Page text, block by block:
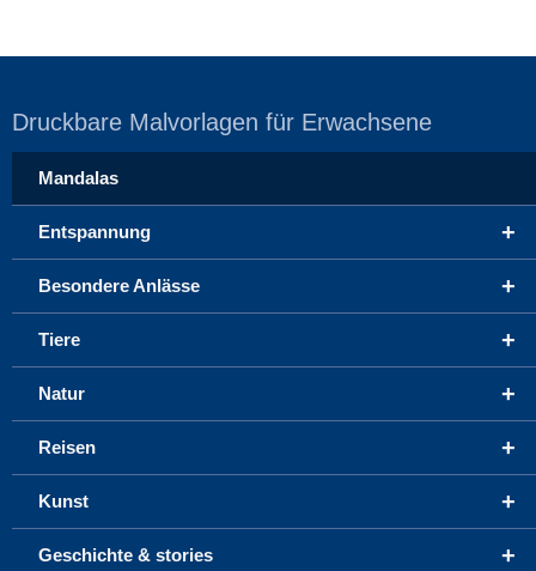
Druckbare Malvorlagen für Erwachsene
Mandalas
+
Entspannung
+
Besondere Anlässe
+
Tiere
+
Natur
+
Reisen
+
Kunst
+
Geschichte & stories